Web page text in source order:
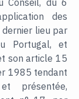
des
lieu par
Portugal, et
son article 15
1985 tendant
présentée,